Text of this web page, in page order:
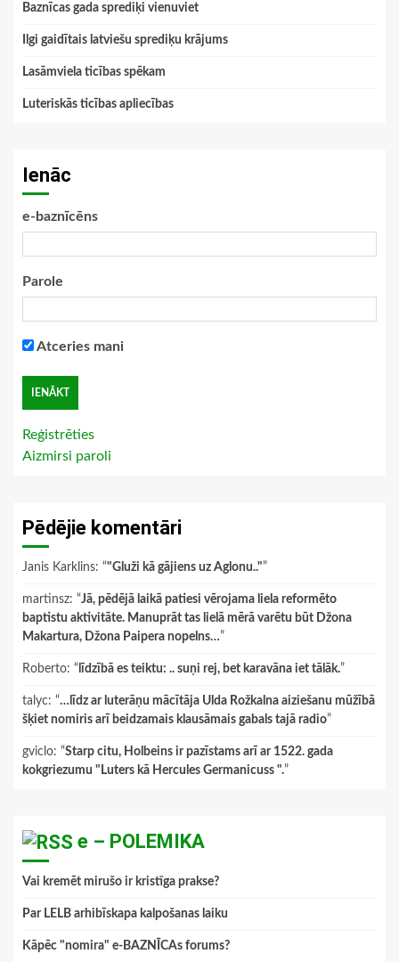
Baznīcas gada sprediķi vienuviet
Ilgi gaidītais latviešu sprediķu krājums
Lasāmviela ticības spēkam
Luteriskās ticības apliecības
Ienāc
e-baznīcēns
Parole
Atceries mani
Reģistrēties
Aizmirsi paroli
Pēdējie komentāri
Janis Karklins: “"Gluži kā gājiens uz Aglonu.."”
martinsz: “Jā, pēdējā laikā patiesi vērojama liela reformēto
baptistu aktivitāte. Manuprāt tas lielā mērā varētu būt Džona
Makartura, Džona Paipera nopelns…”
Roberto: “ līdzībā es teiktu: .. suņi rej, bet karavāna iet tālāk.”
talyc: “…līdz ar luterāņu mācītāja Ulda Rožkalna aiziešanu mūžībā
šķiet nomiris arī beidzamais klausāmais gabals tajā radio”
gviclo: “Starp citu, Holbeins ir pazīstams arī ar 1522. gada
kokgriezumu "Luters kā Hercules Germanicuss ".”
e – POLEMIKA
Vai kremēt mirušo ir kristīga prakse?
Par LELB arhibīskapa kalpošanas laiku
Kāpēc "nomira" e-BAZNĪCAs forums?